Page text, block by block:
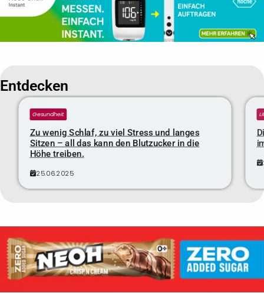
Entdecken
Gesundheit
Zu wenig Schlaf, zu viel Stress und langes
Sitzen – all das kann den Blutzucker in die
Höhe treiben.
25.06.2025